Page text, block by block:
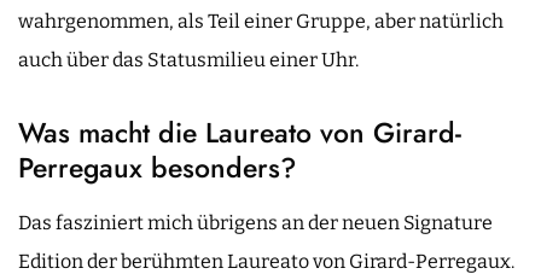
wahrgenommen, als Teil einer Gruppe, aber natürlich
auch über das Statusmilieu einer Uhr.
Was macht die Laureato von Girard-
Perregaux besonders?
Das fasziniert mich übrigens an der neuen Signature
Edition der berühmten Laureato von Girard-Perregaux.